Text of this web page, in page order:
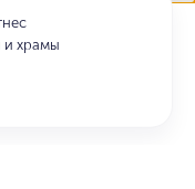
и храмы